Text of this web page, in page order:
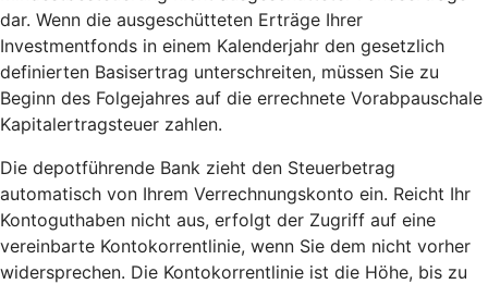
dar. Wenn die ausgeschütteten Erträge Ihrer
Investmentfonds in einem Kalenderjahr den gesetzlich
definierten Basisertrag unterschreiten, müssen Sie zu
Beginn des Folgejahres auf die errechnete Vorabpauschale
Kapitalertragsteuer zahlen.
Die depotführende Bank zieht den Steuerbetrag
automatisch von Ihrem Verrechnungskonto ein. Reicht Ihr
Kontoguthaben nicht aus, erfolgt der Zugriff auf eine
vereinbarte Kontokorrentlinie, wenn Sie dem nicht vorher
widersprechen. Die Kontokorrentlinie ist die Höhe, bis zu